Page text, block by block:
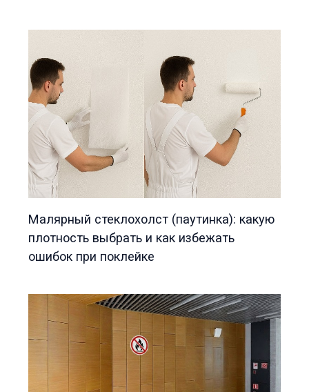
Малярный стеклохолст (паутинка): какую
плотность выбрать и как избежать
ошибок при поклейке